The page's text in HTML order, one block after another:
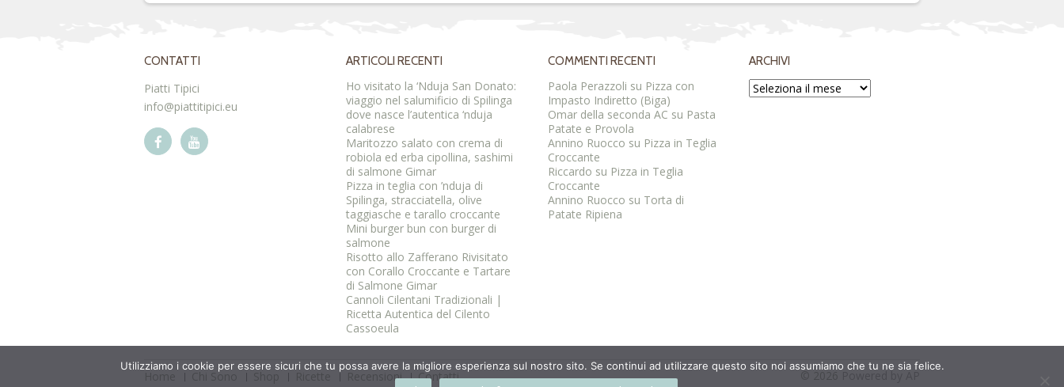
CONTATTI
Piatti Tipici
info@piattitipici.eu
ARTICOLI RECENTI
Ho visitato la ‘Nduja San Donato:
viaggio nel salumificio di Spilinga
dove nasce l’autentica ‘nduja
calabrese
Maritozzo salato con crema di
robiola ed erba cipollina, sashimi
di salmone Gimar
Pizza in teglia con ’nduja di
Spilinga, stracciatella, olive
taggiasche e tarallo croccante
Mini burger bun con burger di
salmone
Risotto allo Zafferano Rivisitato
con Corallo Croccante e Tartare
di Salmone Gimar
Cannoli Cilentani Tradizionali |
Ricetta Autentica del Cilento
Cassoeula
COMMENTI RECENTI
Paola Perazzoli su Pizza con
Impasto Indiretto (Biga)
Omar della seconda AC su Pasta
Patate e Provola
Annino Ruocco su Pizza in Teglia
Croccante
Riccardo su Pizza in Teglia
Croccante
Annino Ruocco su Torta di
Patate Ripiena
ARCHIVI
Chi Sono Recensioni Contatti © 2026 Powered by AP
Utilizziamo i cookie per essere sicuri che tu possa avere la migliore esperienza sul nostro sito. Se continui ad utilizzare questo sito noi assumiamo che tu ne sia felice.